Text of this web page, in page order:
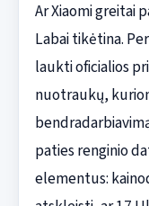
Ar Xiaomi greitai
Labai tikėtina.
laukti oficialios
nuotraukų,
paties renginio
elementus: